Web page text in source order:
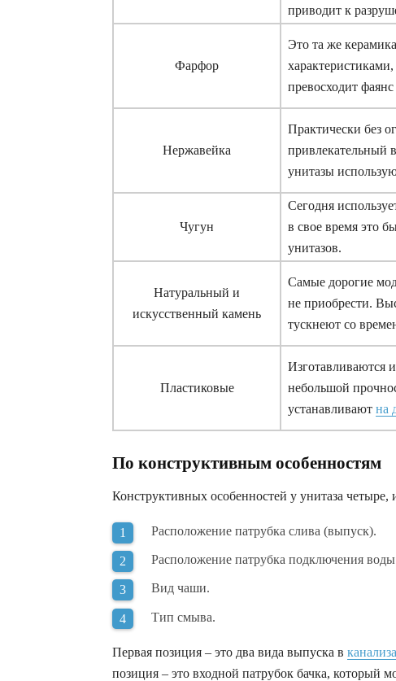
приводит к
Фарфор
Это та же
превосходит
Нержавейка
Практически без
привлекательный
унитазы
Чугун
Сегодня
в свое время это
унитазов.
Натуральный и
искусственный камень
Самые дорогие
не приобрести.
тускнеют со
Пластиковые
Изготавливаются
небольшой
устанавливают на
По конструктивным особенностям
Конструктивных особенностей у унитаза
Расположение патрубка слива (выпуск).
Расположение патрубка подключения воды
Вид чаши.
Тип смыва.
Первая позиция – это два вида выпуска в
позиция – это входной патрубок бачка, который